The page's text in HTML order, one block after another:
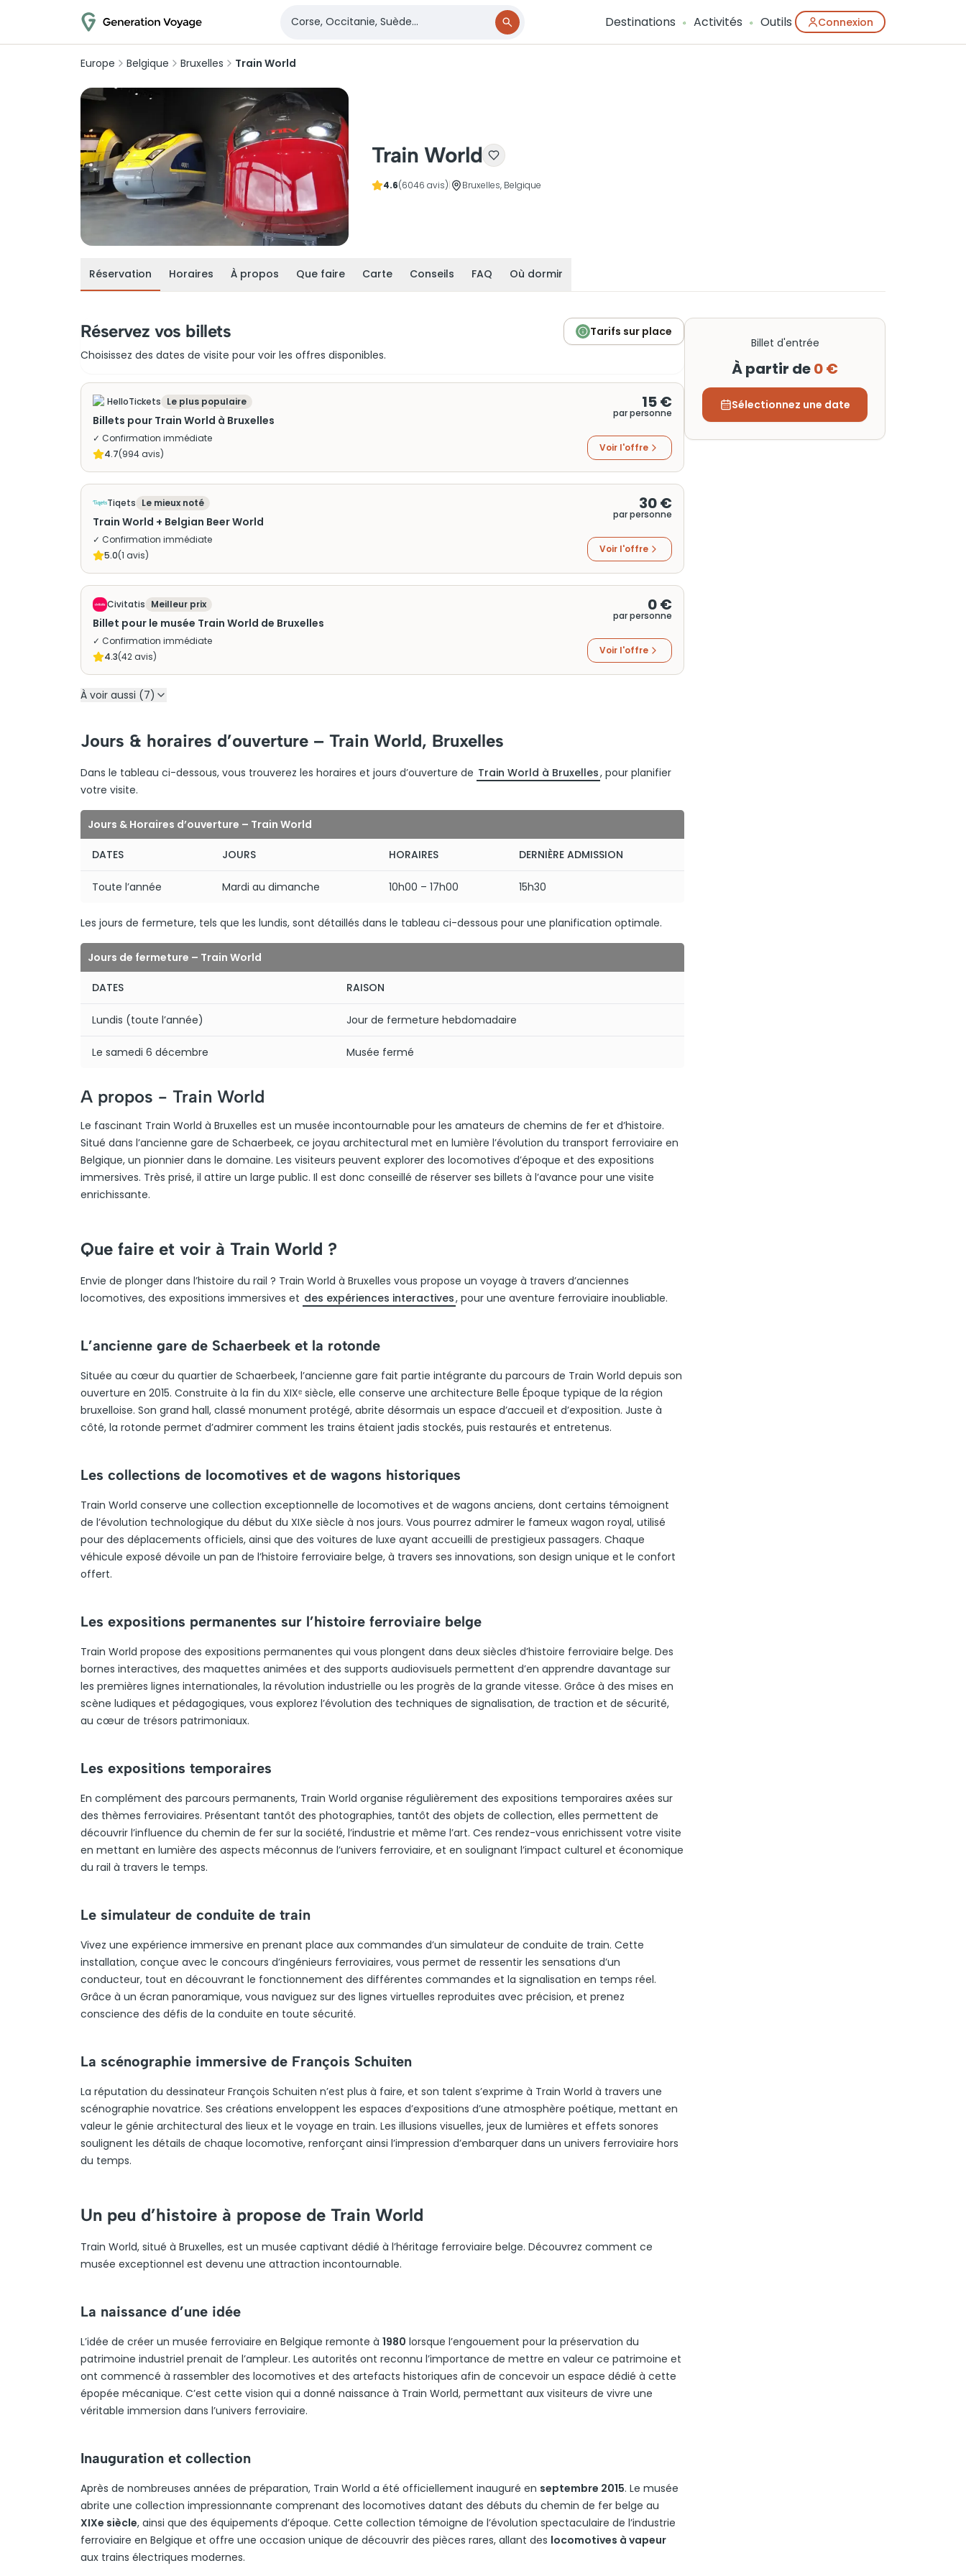
Destinations Activités Outils Connexion
Europe Belgique Bruxelles Train World
Train World
4.6(6046 avis) Bruxelles, Belgique
Réservation Horaires À propos Que faire Carte Conseils FAQ Où dormir
Réservez vos billets
Choisissez des dates de visite pour voir les offres disponibles.
Tarifs sur place
HelloTickets Le plus populaire
Billets pour Train World à Bruxelles
✓ Confirmation immédiate
4.7(994avis)
15 €
par personne
Voir l'offre
Tiqets Le mieux noté
Train World + Belgian Beer World
✓ Confirmation immédiate
5.0(1 avis)
30 €
par personne
Voir l'offre
Civitatis Meilleur prix
Billet pour le musée Train World de Bruxelles
✓ Confirmation immédiate
4.3(42avis)
0 €
par personne
Voir l'offre
À voir aussi (7)
Jours & horaires d’ouverture – Train World, Bruxelles
Dans le tableau ci-dessous, vous trouverez les horaires et jours d’ouverture de Train World à Bruxelles, pour planifier
votre visite.
Jours & Horaires d’ouverture – Train World
DATES JOURS HORAIRES DERNIÈRE ADMISSION
Toute l’année Mardi au dimanche 10h00 – 17h00 15h30
Les jours de fermeture, tels que les lundis, sont détaillés dans le tableau ci-dessous pour une planification optimale.
Jours de fermeture – Train World
DATES RAISON
Lundis (toute l’année) Jour de fermeture hebdomadaire
Le samedi 6 décembre Musée fermé
A propos - Train World
Le fascinant Train World à Bruxelles est un musée incontournable pour les amateurs de chemins de fer et d’histoire.
Situé dans l’ancienne gare de Schaerbeek, ce joyau architectural met en lumière l’évolution du transport ferroviaire en
Belgique, un pionnier dans le domaine. Les visiteurs peuvent explorer des locomotives d’époque et des expositions
immersives. Très prisé, il attire un large public. Il est donc conseillé de réserver ses billets à l’avance pour une visite
enrichissante.
Que faire et voir à Train World ?
Envie de plonger dans l’histoire du rail ? Train World à Bruxelles vous propose un voyage à travers d’anciennes
locomotives, des expositions immersives et des expériences interactives, pour une aventure ferroviaire inoubliable.
L’ancienne gare de Schaerbeek et la rotonde
Située au cœur du quartier de Schaerbeek, l’ancienne gare fait partie intégrante du parcours de Train World depuis son
ouverture en 2015. Construite à la fin du XIXᵉ siècle, elle conserve une architecture Belle Époque typique de la région
bruxelloise. Son grand hall, classé monument protégé, abrite désormais un espace d’accueil et d’exposition. Juste à
côté, la rotonde permet d’admirer comment les trains étaient jadis stockés, puis restaurés et entretenus.
Les collections de locomotives et de wagons historiques
Train World conserve une collection exceptionnelle de locomotives et de wagons anciens, dont certains témoignent
de l’évolution technologique du début du XIXe siècle à nos jours. Vous pourrez admirer le fameux wagon royal, utilisé
pour des déplacements officiels, ainsi que des voitures de luxe ayant accueilli de prestigieux passagers. Chaque
véhicule exposé dévoile un pan de l’histoire ferroviaire belge, à travers ses innovations, son design unique et le confort
offert.
Les expositions permanentes sur l’histoire ferroviaire belge
Train World propose des expositions permanentes qui vous plongent dans deux siècles d’histoire ferroviaire belge. Des
bornes interactives, des maquettes animées et des supports audiovisuels permettent d’en apprendre davantage sur
les premières lignes internationales, la révolution industrielle ou les progrès de la grande vitesse. Grâce à des mises en
scène ludiques et pédagogiques, vous explorez l’évolution des techniques de signalisation, de traction et de sécurité,
au cœur de trésors patrimoniaux.
Les expositions temporaires
En complément des parcours permanents, Train World organise régulièrement des expositions temporaires axées sur
des thèmes ferroviaires. Présentant tantôt des photographies, tantôt des objets de collection, elles permettent de
découvrir l’influence du chemin de fer sur la société, l’industrie et même l’art. Ces rendez-vous enrichissent votre visite
en mettant en lumière des aspects méconnus de l’univers ferroviaire, et en soulignant l’impact culturel et économique
du rail à travers le temps.
Le simulateur de conduite de train
Vivez une expérience immersive en prenant place aux commandes d’un simulateur de conduite de train. Cette
installation, conçue avec le concours d’ingénieurs ferroviaires, vous permet de ressentir les sensations d’un
conducteur, tout en découvrant le fonctionnement des différentes commandes et la signalisation en temps réel.
Grâce à un écran panoramique, vous naviguez sur des lignes virtuelles reproduites avec précision, et prenez
conscience des défis de la conduite en toute sécurité.
La scénographie immersive de François Schuiten
La réputation du dessinateur François Schuiten n’est plus à faire, et son talent s’exprime à Train World à travers une
scénographie novatrice. Ses créations enveloppent les espaces d’expositions d’une atmosphère poétique, mettant en
valeur le génie architectural des lieux et le voyage en train. Les illusions visuelles, jeux de lumières et effets sonores
soulignent les détails de chaque locomotive, renforçant ainsi l’impression d’embarquer dans un univers ferroviaire hors
du temps.
Un peu d’histoire à propose de Train World
Train World, situé à Bruxelles, est un musée captivant dédié à l’héritage ferroviaire belge. Découvrez comment ce
musée exceptionnel est devenu une attraction incontournable.
La naissance d’une idée
L’idée de créer un musée ferroviaire en Belgique remonte à 1980 lorsque l’engouement pour la préservation du
patrimoine industriel prenait de l’ampleur. Les autorités ont reconnu l’importance de mettre en valeur ce patrimoine et
ont commencé à rassembler des locomotives et des artefacts historiques afin de concevoir un espace dédié à cette
épopée mécanique. C’est cette vision qui a donné naissance à Train World, permettant aux visiteurs de vivre une
véritable immersion dans l’univers ferroviaire.
Inauguration et collection
Après de nombreuses années de préparation, Train World a été officiellement inauguré en septembre 2015. Le musée
abrite une collection impressionnante comprenant des locomotives datant des débuts du chemin de fer belge au
XIXe siècle, ainsi que des équipements d’époque. Cette collection témoigne de l’évolution spectaculaire de l’industrie
ferroviaire en Belgique et offre une occasion unique de découvrir des pièces rares, allant des locomotives à vapeur
aux trains électriques modernes.
Billet d'entrée
À partir de0 €
Sélectionnez une date